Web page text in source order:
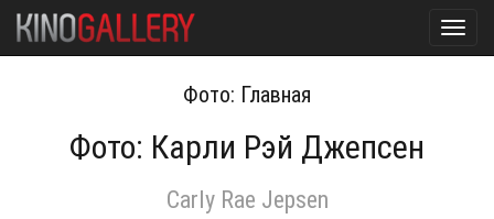
Фото: Главная
Фото: Карли Рэй Джепсен
Carly Rae Jepsen